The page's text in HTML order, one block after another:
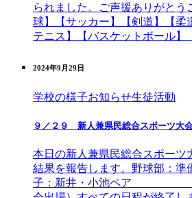
られました。ご声援ありがとう
球】【サッカー】【剣道】【柔
テニス】【バスケットボール】
2024年9月29日
学校の様子お知らせ生徒活動
９／２９ 新人兼県民総合スポーツ大
本日の新人兼県民総合スポーツ
結果を報告します。野球部：準
子：新井・小池ペア